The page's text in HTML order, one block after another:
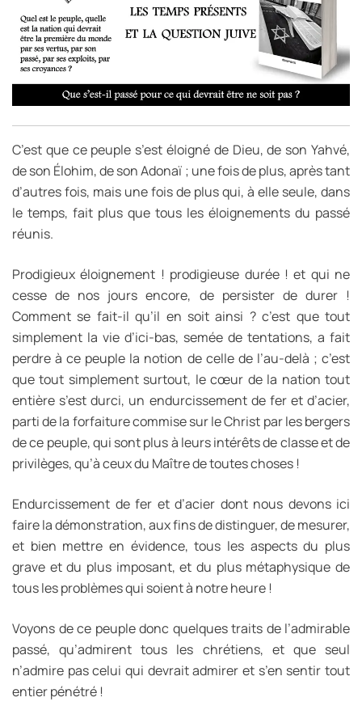
C’est que ce peuple s’est éloigné de Dieu, de son Yahvé,
de son Élohim, de son Adonaï ; une fois de plus, après tant
d’autres fois, mais une fois de plus qui, à elle seule, dans
le temps, fait plus que tous les éloignements du passé
réunis.
Prodigieux éloignement ! prodigieuse durée ! et qui ne
cesse de nos jours encore, de persister de durer !
Comment se fait-il qu’il en soit ainsi ? c’est que tout
simplement la vie d’ici-bas, semée de tentations, a fait
perdre à ce peuple la notion de celle de l’au-delà ; c’est
que tout simplement surtout, le cœur de la nation tout
entière s’est durci, un endurcissement de fer et d’acier,
parti de la forfaiture commise sur le Christ par les bergers
de ce peuple, qui sont plus à leurs intérêts de classe et de
privilèges, qu’à ceux du Maître de toutes choses !
Endurcissement de fer et d’acier dont nous devons ici
faire la démonstration, aux fins de distinguer, de mesurer,
et bien mettre en évidence, tous les aspects du plus
grave et du plus imposant, et du plus métaphysique de
tous les problèmes qui soient à notre heure !
Voyons de ce peuple donc quelques traits de l’admirable
passé, qu’admirent tous les chrétiens, et que seul
n’admire pas celui qui devrait admirer et s’en sentir tout
entier pénétré !